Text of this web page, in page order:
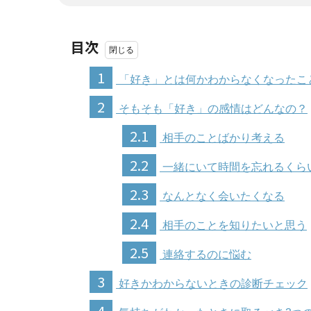
目次
1
「好き」とは何かわからなくなったこ
2 そもそも「好き」の感情はどんなの？
2.1 相手のことばかり考える
2.2 一緒にいて時間を忘れるくら
2.3 なんとなく会いたくなる
2.4 相手のことを知りたいと思う
2.5 連絡するのに悩む
3 好きかわからないときの診断チェック